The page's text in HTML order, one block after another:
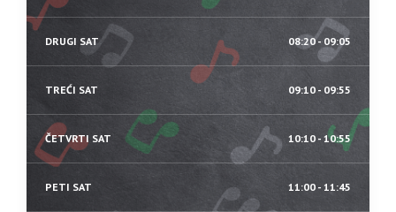
DRUGI SAT 08:20 - 09:05
TREĆI SAT 09:10 - 09:55
ČETVRTI SAT 10:10 - 10:55
PETI SAT 11:00 - 11:45